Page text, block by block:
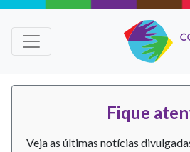
Fique
Veja as últimas notícias